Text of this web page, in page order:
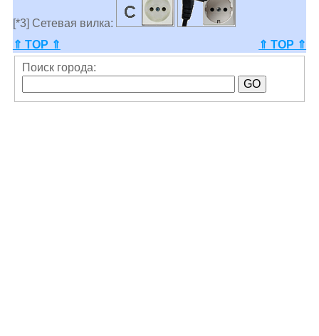
[*3] Сетевая вилка:
⇑ TOP ⇑
⇑ TOP ⇑
Поиск города: